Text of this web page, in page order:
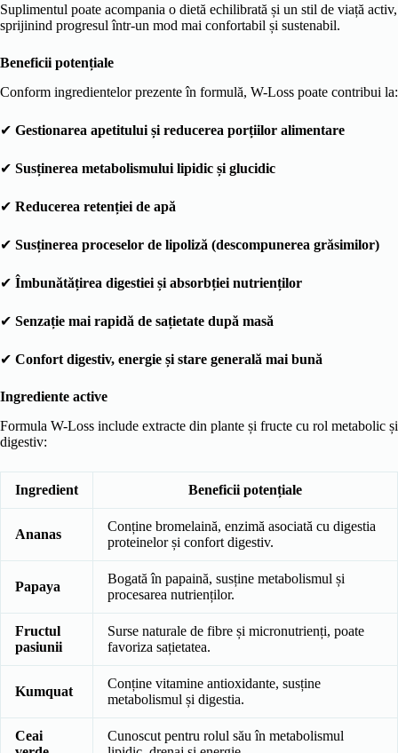
Suplimentul poate acompania o dietă echilibrată și un stil de viață activ,
sprijinind progresul într-un mod mai confortabil și sustenabil.
Beneficii potențiale
Conform ingredientelor prezente în formulă, W-Loss poate contribui la:
✔ Gestionarea apetitului și reducerea porțiilor alimentare
✔ Susținerea metabolismului lipidic și glucidic
✔ Reducerea retenției de apă
✔ Susținerea proceselor de lipoliză (descompunerea grăsimilor)
✔ Îmbunătățirea digestiei și absorbției nutrienților
✔ Senzație mai rapidă de sațietate după masă
✔ Confort digestiv, energie și stare generală mai bună
Ingrediente active
Formula W-Loss include extracte din plante și fructe cu rol metabolic și
digestiv:
Ingredient Beneficii potențiale
Ananas
Conține bromelaină, enzimă asociată cu digestia
proteinelor și confort digestiv.
Papaya
Bogată în papaină, susține metabolismul și
procesarea nutrienților.
Fructul
pasiunii
Surse naturale de fibre și micronutrienți, poate
favoriza sațietatea.
Kumquat
Conține vitamine antioxidante, susține
metabolismul și digestia.
Ceai
Cunoscut pentru rolul său în metabolismul